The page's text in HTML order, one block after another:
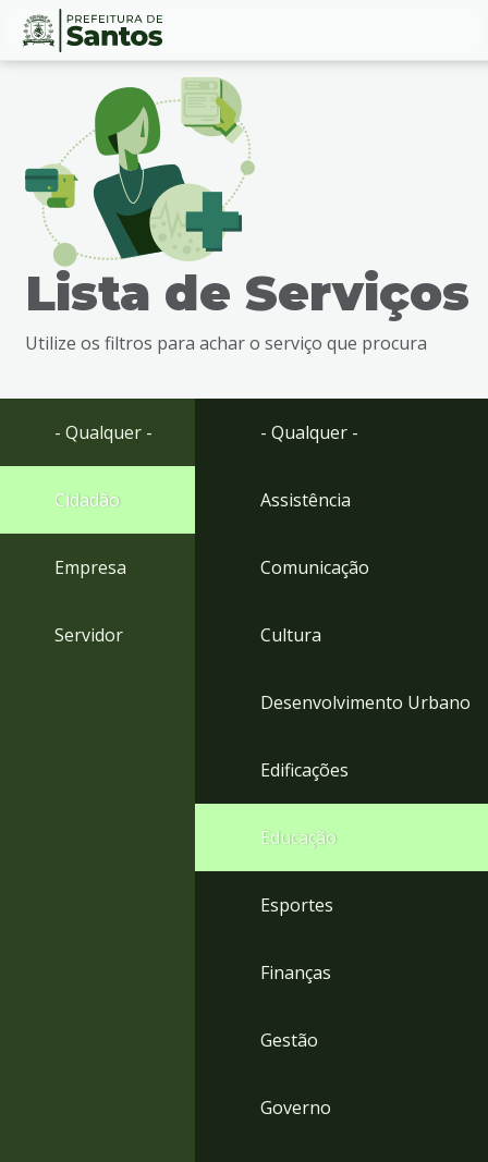
Ir
busca
Ir
rodapé
Conteúdo
Lista de Serviços
Utilize os filtros para achar o serviço que procura
- Qualquer -
Cidadão
Empresa
Servidor
- Qualquer -
Assistência
Comunicação
Cultura
Desenvolvimento Urbano
Edificações
Educação
Esportes
Finanças
Gestão
Governo